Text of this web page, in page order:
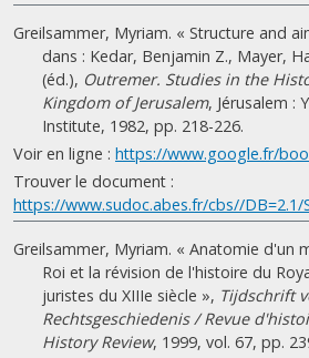
Greilsammer, Myriam. « Structure and
dans : Kedar, Benjamin Z., Mayer,
(éd.), Outremer. Studies in the
Kingdom of Jerusalem, Jérusalem :
Institute, 1982, pp. 218-226.
Voir en ligne : https://www.google.fr/
Trouver le document :
https://www.sudoc.abes.fr/cbs//DB=2.1/
Greilsammer, Myriam. « Anatomie d'un
Roi et la révision de l'histoire du
juristes du XIIIe siècle », Tijdschrift
Rechtsgeschiedenis / Revue
History Review, 1999, vol. 67, pp.